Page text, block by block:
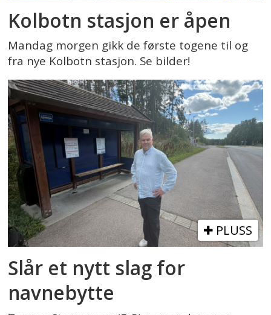
Kolbotn stasjon er åpen
Mandag morgen gikk de første togene til og
fra nye Kolbotn stasjon. Se bilder!
PLUSS
Slår et nytt slag for
navnebytte